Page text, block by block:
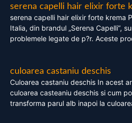
serena capelli hair elixir forte
serena capelli hair elixir forte krema
Italia, din brandul „Serena Capelli”,
problemele legate de p?r. Aceste
culoarea castaniu deschis
Culoarea castaniu deschis In acest
culoarea casteaniu deschis si cum
transforma parul alb inapoi la